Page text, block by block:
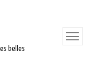
belles